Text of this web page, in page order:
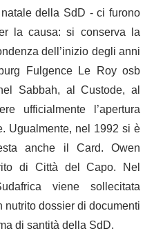
della SdD - ci furono
la causa: si conserva la
dell’inizio degli anni
Fulgence Le Roy osb
Sabbah, al Custode, al
ufficialmente l’apertura
Ugualmente, nel 1992 si è
anche il Card. Owen
di Città del Capo. Nel
viene sollecitata
dossier di documenti
di santità della SdD.